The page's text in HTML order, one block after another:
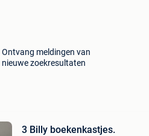
Ontvang meldingen van
nieuwe zoekresultaten
3 Billy boekenkastjes.